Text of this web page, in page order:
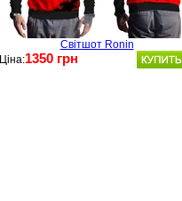
Світшот Ronin
Ціна:1350 грн